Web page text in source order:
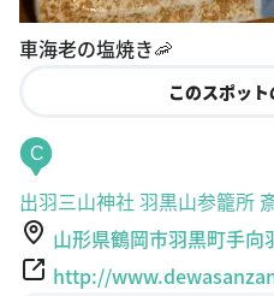
車海老の塩焼き🦐
このスポッ
C
出羽三山神社 羽黒山参籠所
山形県鶴岡市羽黒町手向
http://